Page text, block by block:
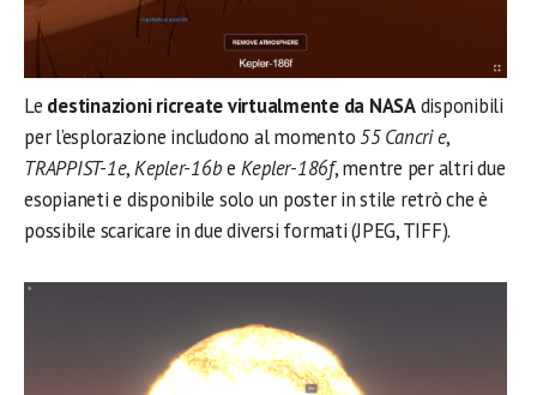
Le destinazioni ricreate virtualmente da NASAdisponibili
per l’esplorazione includono al momento 55 Cancri e,
TRAPPIST-1e,Kepler-16be Kepler-186f, mentre per altri due
esopianeti e disponibile solo un poster in stile retrò che è
possibile scaricare in due diversi formati (JPEG, TIFF).